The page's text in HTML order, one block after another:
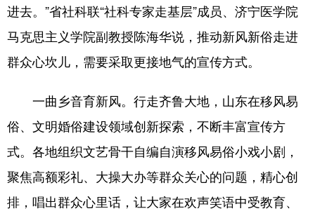
文娱 融媒秀 地市 科教
健康 微视齐鲁
多语种频道
English Español Français عربى
Русский язык 日本語 한국어
Deutsch Português
进去。”省社科联“社科专家走基层”成员、济宁医学院
马克思主义学院副教授陈海华说，推动新风新俗走进
群众心坎儿，需要采取更接地气的宣传方式。
一曲乡音育新风。行走齐鲁大地，山东在移风易
俗、文明婚俗建设领域创新探索，不断丰富宣传方
式。各地组织文艺骨干自编自演移风易俗小戏小剧，
聚焦高额彩礼、大操大办等群众关心的问题，精心创
排，唱出群众心里话，让大家在欢声笑语中受教育、